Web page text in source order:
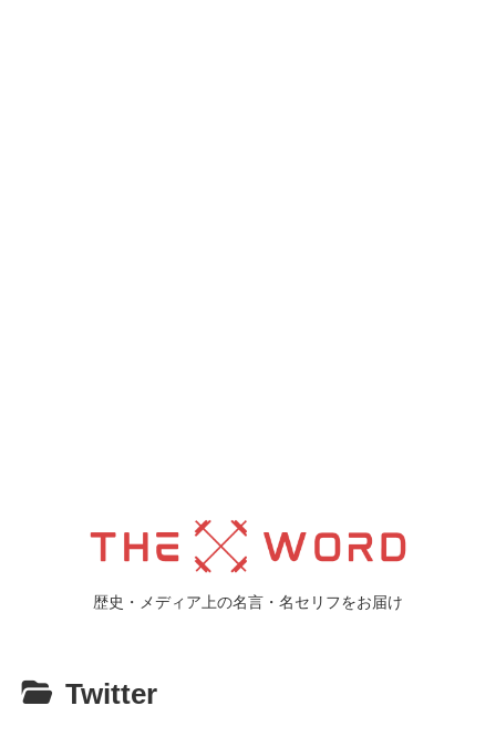
歴史・メディア上の名言・名セリフをお届け
Twitter